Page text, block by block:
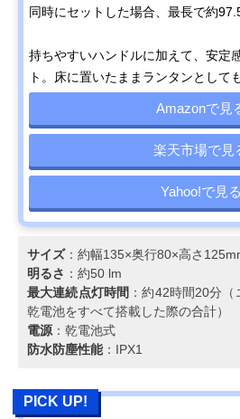
同時にセットした場合、最長で約
持ちやすいハンドルに加えて、安定
ト。床に置いたままランタンとして
Amazonで見
楽天市場で見
Yahoo!で見る
サイズ：約幅135×奥行80×高さ
明るさ ：約50 lm
最大連続点灯時間 ：約42時間20分
乾電池をすべて搭載した際の合計）
電源 ：乾電池式
防水防塵性能：IPX1
PICK UP!